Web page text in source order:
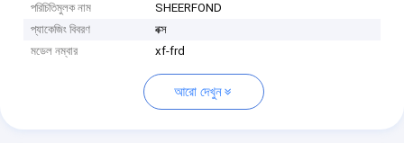
পরিচিতিমুলক নাম
SHEERFOND
প্যাকেজিং বিবরণ
বক্স
মডেল নম্বার
xf-frd
আরো দেখুন